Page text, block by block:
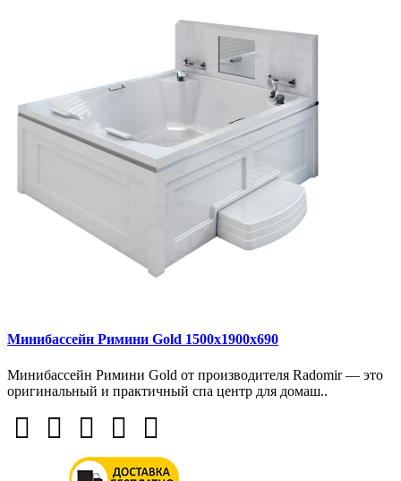
Минибассейн Римини Gold 1500х1900х690
Минибассейн Римини Gold от производителя Radomir — это
оригинальный и практичный спа центр для домаш..